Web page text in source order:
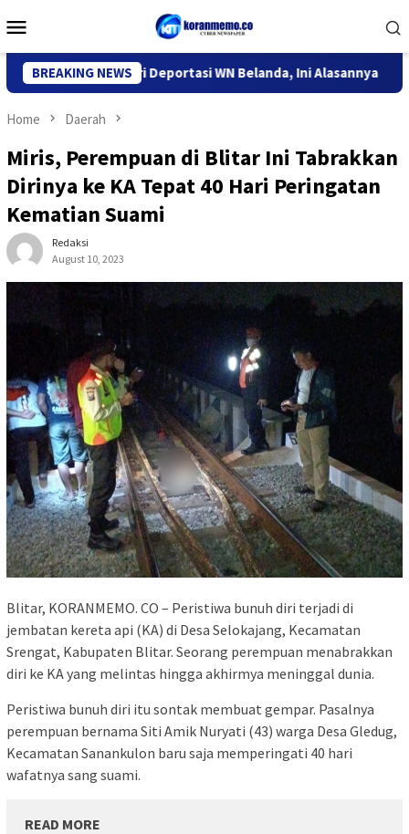
to
Menu
BREAKING NEWS
Kediri Deportasi WN Belanda, Ini Alasannya 9
Home Daerah
Miris, Perempuan di Blitar Ini Tabrakkan
Dirinya ke KA Tepat 40 Hari Peringatan
Kematian Suami
Redaksi
August 10, 2023
Blitar, KORANMEMO. CO – Peristiwa bunuh diri terjadi di
jembatan kereta api (KA) di Desa Selokajang, Kecamatan
Srengat, Kabupaten Blitar. Seorang perempuan menabrakkan
diri ke KA yang melintas hingga akhirmya meninggal dunia.
Peristiwa bunuh diri itu sontak membuat gempar. Pasalnya
perempuan bernama Siti Amik Nuryati (43) warga Desa Gledug,
Kecamatan Sanankulon baru saja memperingati 40 hari
wafatnya sang suami.
READ MORE